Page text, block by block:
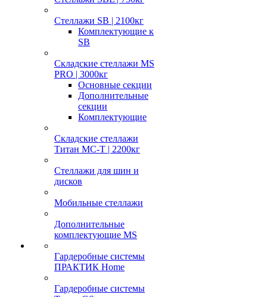
Стеллажи SB | 2100кг
Комплектующие к
SB
Складские стеллажи MS
PRO | 3000кг
Основные секции
Дополнительные
секции
Комплектующие
Складские стеллажи
Титан МС-Т | 2200кг
Стеллажи для шин и
дисков
Мобильные стеллажи
Дополнительные
комплектующие MS
Гардеробные системы
ПРАКТИК Home
Гардеробные системы